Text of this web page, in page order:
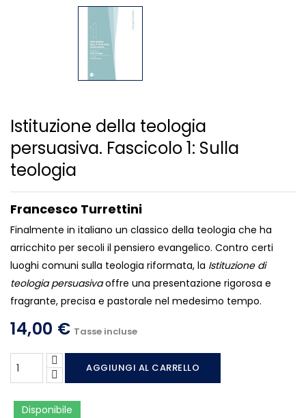
Istituzione della teologia
persuasiva. Fascicolo 1: Sulla
teologia
Francesco Turrettini
Finalmente in italiano un classico della teologia che ha
arricchito per secoli il pensiero evangelico. Contro certi
luoghi comuni sulla teologia riformata, la Istituzione di
teologia persuasivaoffre una presentazione rigorosa e
fragrante, precisa e pastorale nel medesimo tempo.
14,00 € Tasse incluse
AGGIUNGI AL CARRELLO
Disponibile